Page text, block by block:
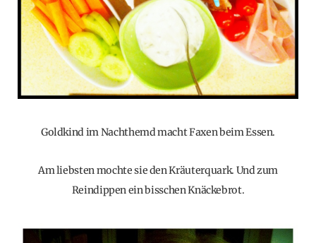
Goldkind im Nachthemd macht Faxen beim Essen.
Am liebsten mochte sie den Kräuterquark. Und zum
Reindippen ein bisschen Knäckebrot.